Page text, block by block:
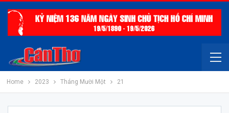
Home 2023 Tháng Mười Một 21